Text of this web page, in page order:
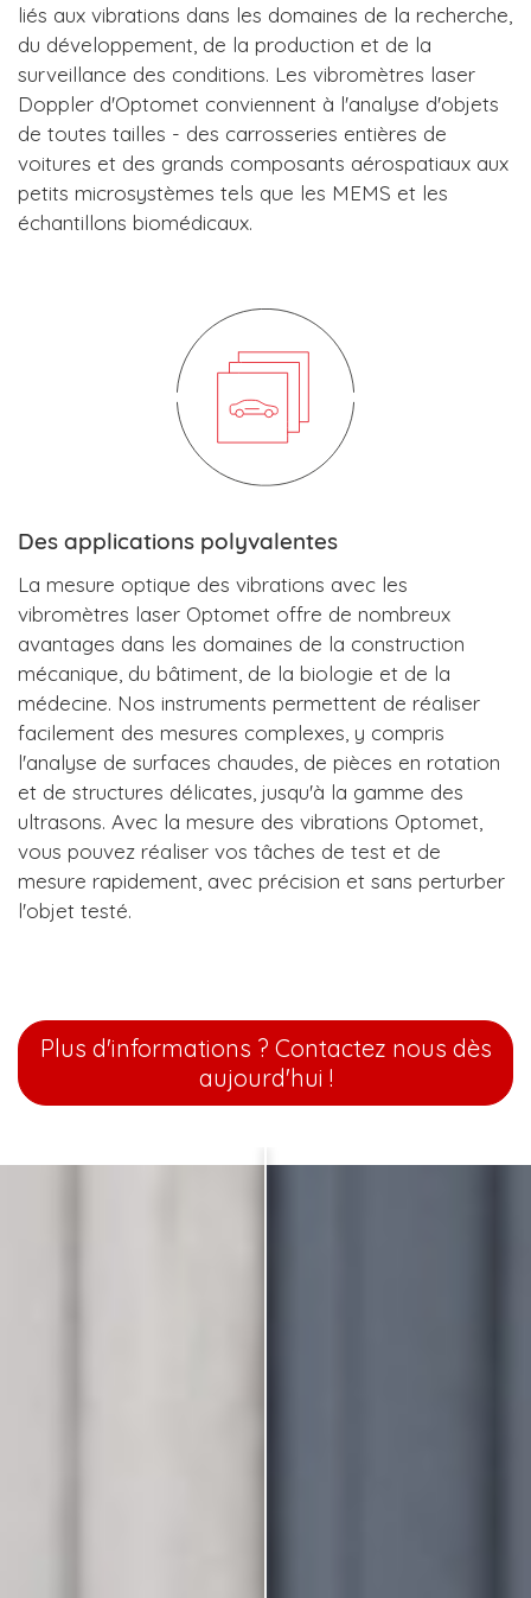
liés aux vibrations dans les domaines de la recherche,
du développement, de la production et de la
surveillance des conditions. Les vibromètres laser
Doppler d'Optomet conviennent à l'analyse d'objets
de toutes tailles - des carrosseries entières de
voitures et des grands composants aérospatiaux aux
petits microsystèmes tels que les MEMS et les
échantillons biomédicaux.
Des applications polyvalentes
La mesure optique des vibrations avec les
vibromètres laser Optomet offre de nombreux
avantages dans les domaines de la construction
mécanique, du bâtiment, de la biologie et de la
médecine. Nos instruments permettent de réaliser
facilement des mesures complexes, y compris
l'analyse de surfaces chaudes, de pièces en rotation
et de structures délicates, jusqu'à la gamme des
ultrasons. Avec la mesure des vibrations Optomet,
vous pouvez réaliser vos tâches de test et de
mesure rapidement, avec précision et sans perturber
l'objet testé.
Plus d'informations ? Contactez nous dès
aujourd'hui !